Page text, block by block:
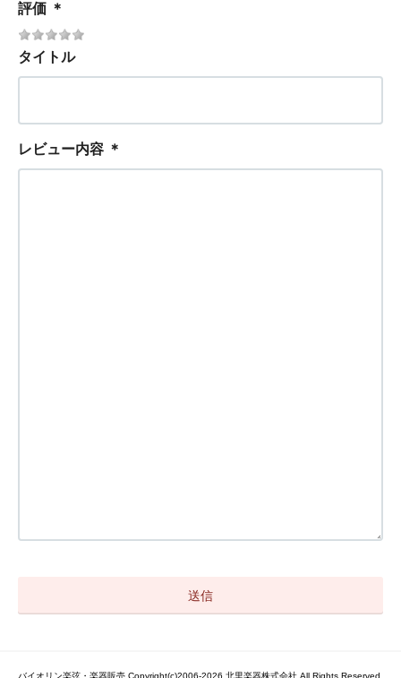
評価 ＊
タイトル
レビュー内容 ＊
バイオリン楽弦・楽器販売 Copyright(c)2006-2026 北里楽器株式会社 All Rights Reserved.